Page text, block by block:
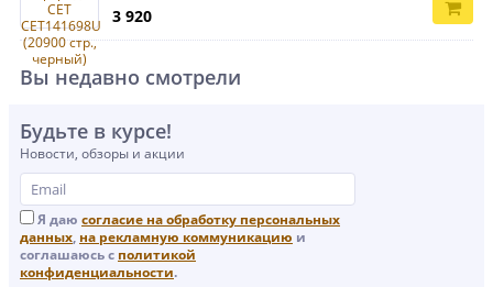
3 920
Вы недавно смотрели
Будьте в курсе!
Новости, обзоры и акции
Я даю согласие на обработку персональных
данных, на рекламную коммуникацию и
соглашаюсь с политикой
конфиденциальности.